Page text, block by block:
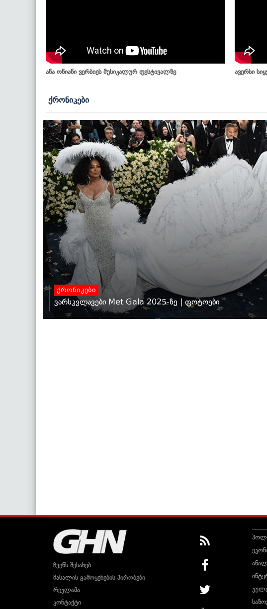
ანა ონიანი ვერბიეს მუსიკალურ ფესტივალზე ავერსი
ქრონიკები
ქრონიკები
ვარსკვლავები Met Gala 2025-ზე | ფოტოები
ჩვენს შესახებ
მასალის გამოყენების პირობები
რეკლამა
კონტაქტი